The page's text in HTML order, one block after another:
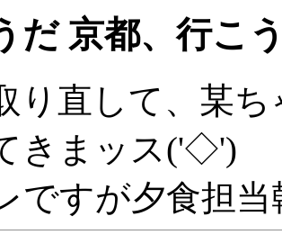
だ 京都、行こ
り直して、某
きまッス('◇')ゞ
ですが夕食担